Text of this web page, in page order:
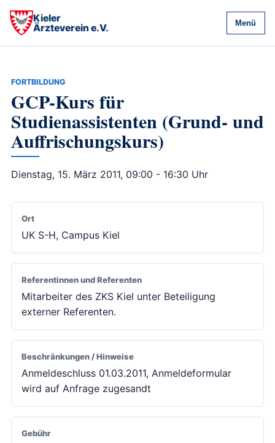
Kieler
Ärzteverein e.V.
Menü
FORTBILDUNG
GCP-Kurs für
Studienassistenten (Grund- und
Auffrischungskurs)
Dienstag, 15. März 2011, 09:00 - 16:30 Uhr
Ort
UK S-H, Campus Kiel
Referentinnen und Referenten
Mitarbeiter des ZKS Kiel unter Beteiligung
externer Referenten.
Beschränkungen / Hinweise
Anmeldeschluss 01.03.2011, Anmeldeformular
wird auf Anfrage zugesandt
Gebühr